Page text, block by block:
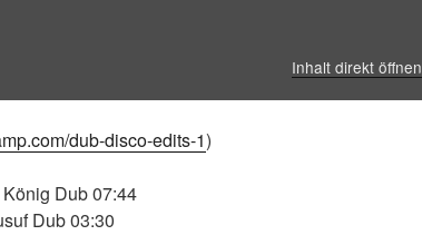
Inhalt direkt öffnen
dub-disco-edits-1)
Dub 07:44
Dub 03:30